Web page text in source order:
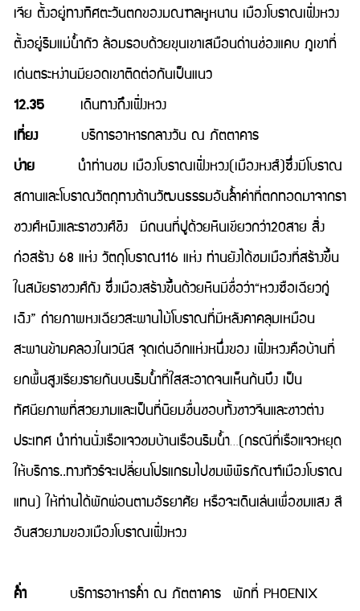
เจีย ตั้งอยู่ทางทิศตะวันตกของมณฑลหูหนาน เมืองโบราณเฟิ่งหวง
ตั้งอยู่ริมแม่น้ำถัว ล้อมรอบด้วยขุนเขาเสมือนด่านช่องแคบ ภูเขาที่
เด่นตระหง่านมียอดเขาติดต่อกันเป็นแนว
12.35 เดินทางถึงเฟิ่งหวง
เที่ยง
บริการอาหารกลางวัน ณ ภัตตาคาร
บ่าย นำท่านชม เมืองโบราณเฟิ่งหวง(เมืองหงส์)ซึ่งมีโบราณ
สถานและโบราณวัตถุทางด้านวัฒนธรรมอันล้ำค่าที่ตกทอดมาจากรา
ชวงศ์หมิงและราชวงศ์ชิง มีถนนที่ปูด้วยหินเขียวกว่า20สาย สิ่ง
ก่อสร้าง 68 แห่ง วัตถุโบราณ116 แห่ง ท่านยังได้ชมเมืองที่สร้างขึ้น
ในสมัยราชวงศ์ถัง ซึ่งเมืองสร้างขึ้นด้วยหินมีชื่อว่า“หวงซือเฉียวกู่
เฉิง” ถ่ายภาพหงเฉียวสะพานไม้โบราณที่มีหลังคาคลุมเหมือน
สะพานข้ามคลองในเวนีส จุดเด่นอีกแห่งหนึ่งของ เฟิ่งหวงคือบ้านที่
ยกพื้นสูงเรียงรายกันบนริมน้ำที่ใสสะอาดจนเห็นก้นบึง เป็น
ทัศนียภาพที่สวยงามและเป็นที่นิยมชื่นชอบทั้งชาวจีนและชาวต่าง
ประเทศ นำท่านนั่งเรือแจวชมบ้านเรือนริมนํ้า…(กรณีที่เรือแจวหยุด
ให้บริการ..ทางทัวร์จะเปลี่ยนโปรแกรมไปชมพิพิธภัณฑ์เมืองโบราณ
แทน) ให้ท่านได้พักผ่อนตามอัธยาศัย หรือจะเดินเล่นเพื่อชมแสง สี
อันสวยงามของเมืองโบราณเฟิ่งหวง
คํ่าบริการอาหารค่ำ ณ ภัตตาคาร พักที่ PHOENIX